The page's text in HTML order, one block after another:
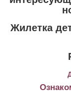
Жилетка